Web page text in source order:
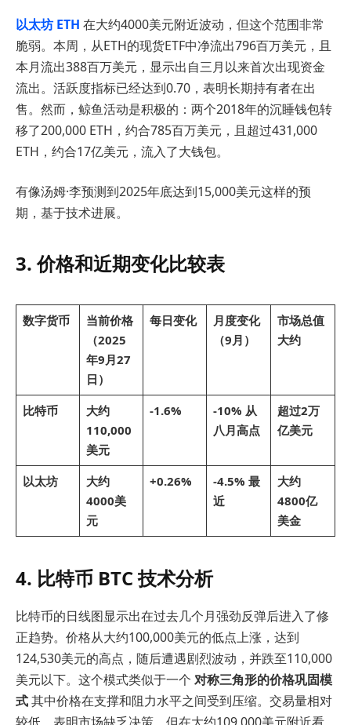
以太坊 ETH 在大约4000美元附近波动，但这个范围非常
脆弱。本周，从ETH的现货ETF中净流出796百万美元，且
本月流出388百万美元，显示出自三月以来首次出现资金
流出。活跃度指标已经达到0.70，表明长期持有者在出
售。然而，鲸鱼活动是积极的：两个2018年的沉睡钱包转
移了200,000 ETH，约合785百万美元，且超过431,000
ETH，约合17亿美元，流入了大钱包。
有像汤姆·李预测到2025年底达到15,000美元这样的预
期，基于技术进展。
3. 价格和近期变化比较表
数字货币
当前价格
（2025
年9月27
日）
每日变化
月度变化
（9月）
市场总值
大约
比特币
大约
110,000
美元
-1.6%
-10% 从
八月高点
超过2万
亿美元
以太坊
大约
4000美
元
+0.26%
-4.5% 最
近
大约
4800亿
美金
4. 比特币 BTC 技术分析
比特币的日线图显示出在过去几个月强劲反弹后进入了修
正趋势。价格从大约100,000美元的低点上涨，达到
124,530美元的高点，随后遭遇剧烈波动，并跌至110,000
美元以下。这个模式类似于一个 对称三角形的价格巩固模
式其中价格在支撑和阻力水平之间受到压缩。交易量相对